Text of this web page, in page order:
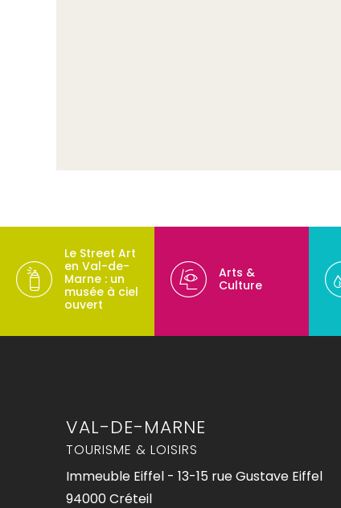
Le Street Art
en Val-de-
Marne : un
musée à ciel
ouvert
Arts &
Culture
VAL-DE-MARNE
TOURISME & LOISIRS
Immeuble Eiffel - 13-15 rue Gustave Eiffel
94000 Créteil